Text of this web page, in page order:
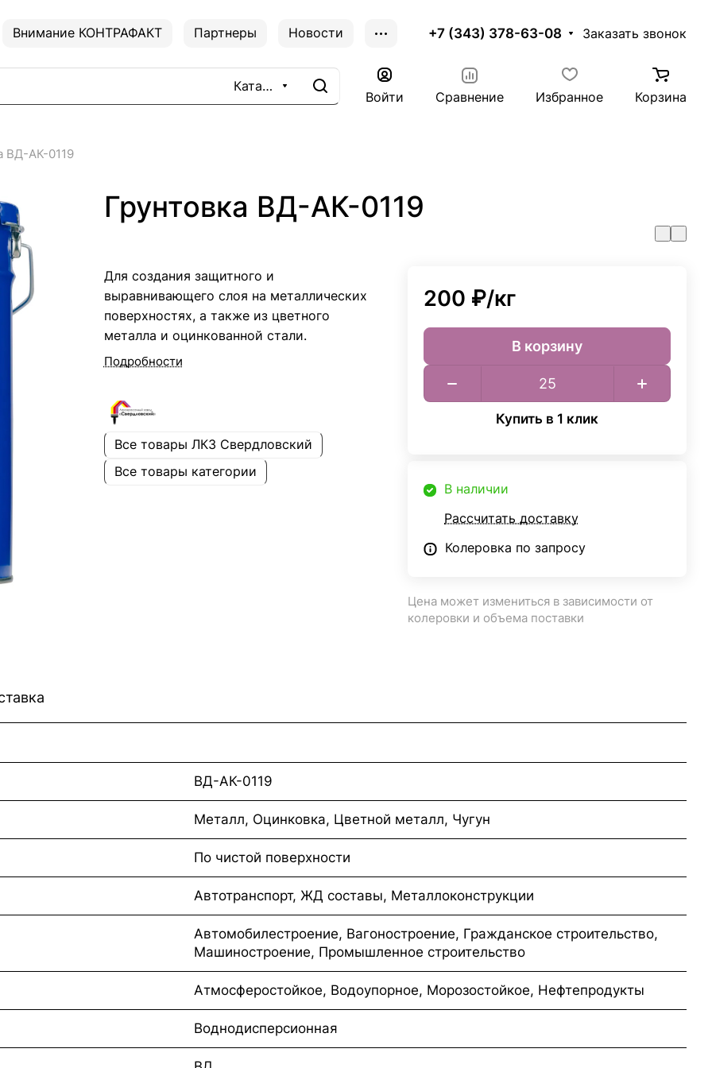
Внимание КОНТРАФАКТ Партнеры Новости +7 (343) 378-63-08 Заказать звонок
Каталог
Войти Сравнение Избранное Корзина
ВД-АК-0119
Грунтовка ВД-АК-0119
Для создания защитного и
выравнивающего слоя на металлических
поверхностях, а также из цветного
металла и оцинкованной стали.
Подробности
Все товары ЛКЗ Свердловский
Все товары категории
200 ₽/кг
В корзину
Купить в 1 клик
В наличии
Рассчитать доставку
Колеровка по запросу
Цена может измениться в зависимости от
колеровки и объема поставки
ВД-АК-0119
Металл, Оцинковка, Цветной металл, Чугун
По чистой поверхности
Автотранспорт, ЖД составы, Металлоконструкции
Автомобилестроение, Вагоностроение, Гражданское строительство,
Машиностроение, Промышленное строительство
Атмосферостойкое, Водоупорное, Морозостойкое, Нефтепродукты
Воднодисперсионная